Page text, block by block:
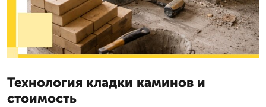
Технология кладки каминов и
стоимость